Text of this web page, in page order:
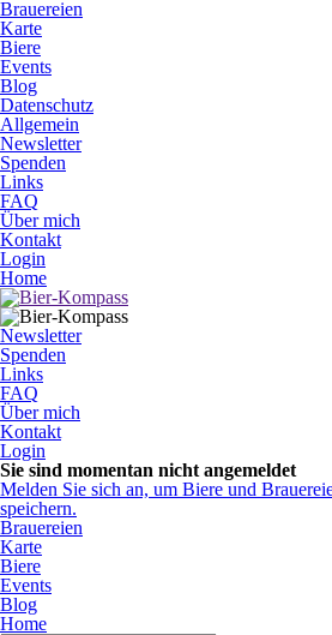
Brauereien
Karte
Biere
Events
Blog
Datenschutz
Allgemein
Newsletter
Spenden
Links
FAQ
Über mich
Kontakt
Login
Home
Newsletter
Spenden
Links
FAQ
Über mich
Kontakt
Login
Sie sind momentan nicht angemeldet
Melden Sie sich an, um Biere und
speichern.
Brauereien
Karte
Biere
Events
Blog
Home